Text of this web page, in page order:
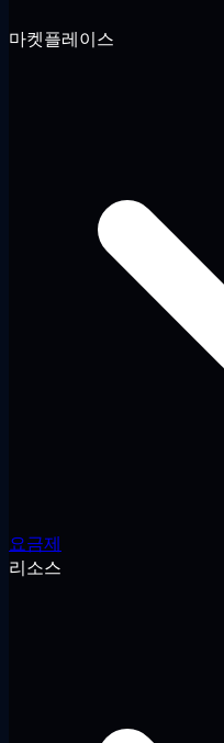
마켓플레이스
요금제
리소스